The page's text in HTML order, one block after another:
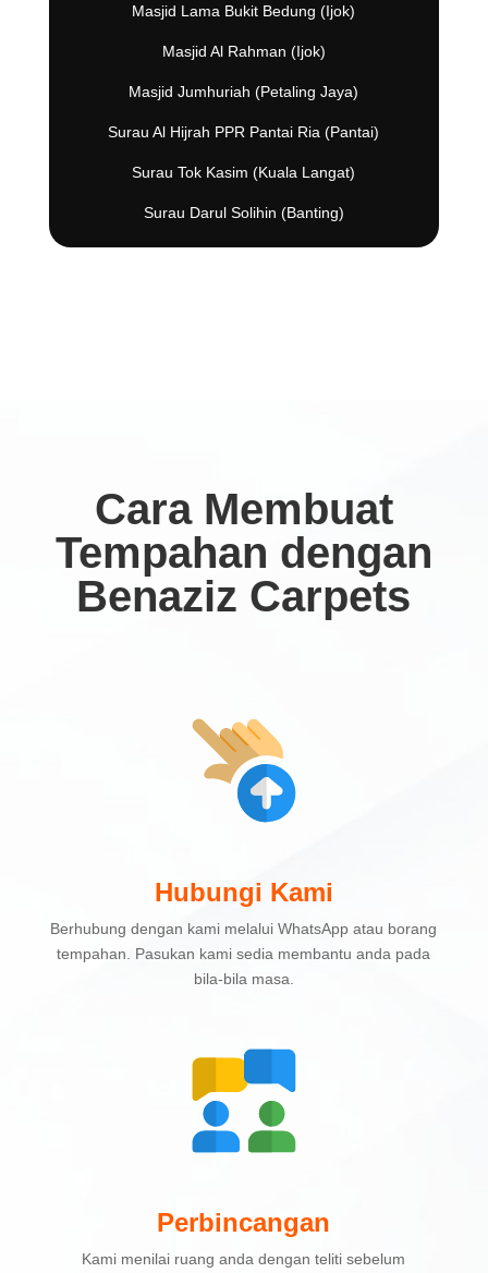
Masjid Lama Bukit Bedung (Ijok)
Masjid Al Rahman (Ijok)
Masjid Jumhuriah (Petaling Jaya)
Surau Al Hijrah PPR Pantai Ria (Pantai)
Surau Tok Kasim (Kuala Langat)
Surau Darul Solihin (Banting)
Cara Membuat
Tempahan dengan
Benaziz Carpets
Hubungi Kami
Berhubung dengan kami melalui WhatsApp atau borang
tempahan. Pasukan kami sedia membantu anda pada
bila-bila masa.
Perbincangan
Kami menilai ruang anda dengan teliti sebelum